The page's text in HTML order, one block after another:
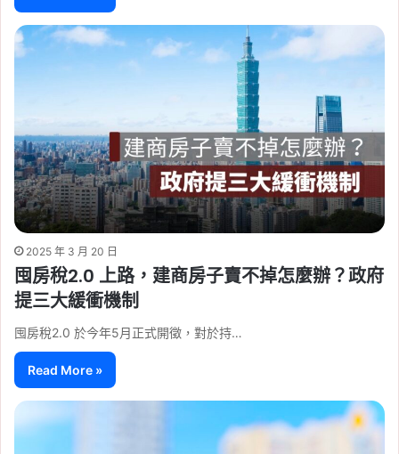
2025 年 3 月 20 日
囤房稅2.0 上路，建商房子賣不掉怎麼辦？政府
提三大緩衝機制
囤房稅2.0 於今年5月正式開徵，對於持…
Read More »